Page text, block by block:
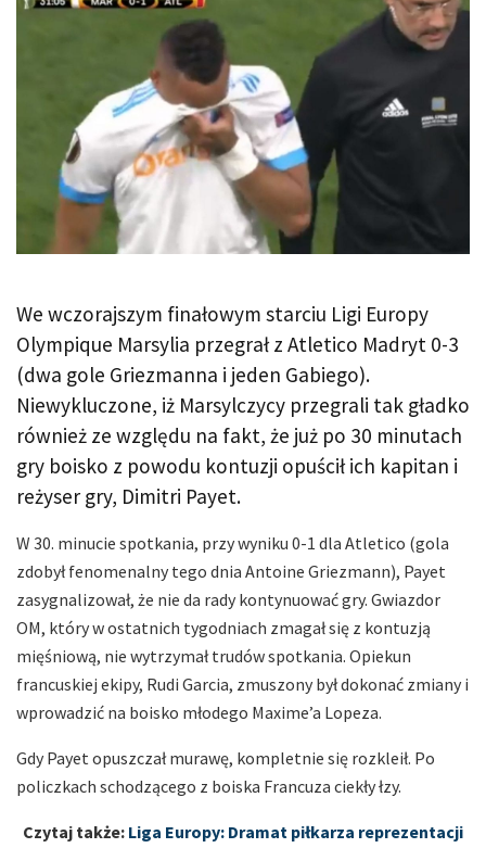
We wczorajszym finałowym starciu Ligi Europy
Olympique Marsylia przegrał z Atletico Madryt 0-3
(dwa gole Griezmanna i jeden Gabiego).
Niewykluczone, iż Marsylczycy przegrali tak gładko
również ze względu na fakt, że już po 30 minutach
gry boisko z powodu kontuzji opuścił ich kapitan i
reżyser gry, Dimitri Payet.
W 30. minucie spotkania, przy wyniku 0-1 dla Atletico (gola
zdobył fenomenalny tego dnia Antoine Griezmann), Payet
zasygnalizował, że nie da rady kontynuować gry. Gwiazdor
OM, który w ostatnich tygodniach zmagał się z kontuzją
mięśniową, nie wytrzymał trudów spotkania. Opiekun
francuskiej ekipy, Rudi Garcia, zmuszony był dokonać zmiany i
wprowadzić na boisko młodego Maxime’a Lopeza.
Gdy Payet opuszczał murawę, kompletnie się rozkleił. Po
policzkach schodzącego z boiska Francuza ciekły łzy.
Czytaj także: Liga Europy: Dramat piłkarza reprezentacji